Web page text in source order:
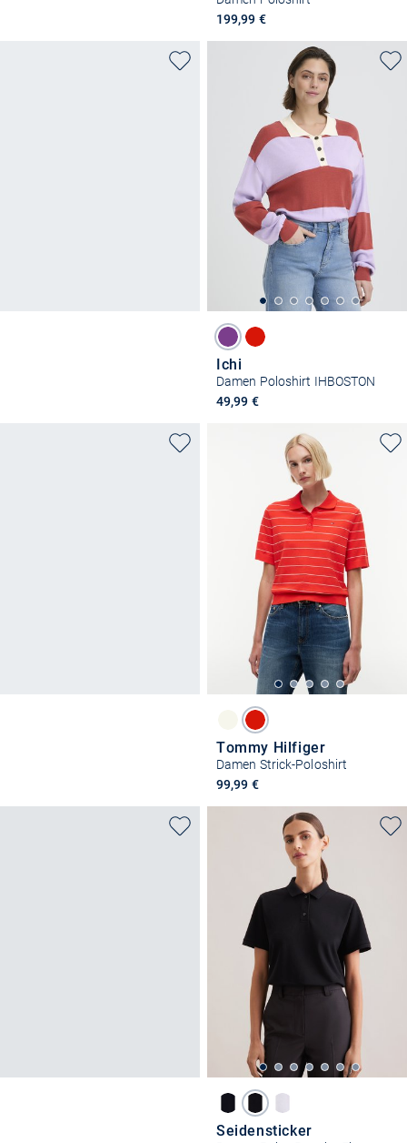
199,99 €
Ichi
Damen Poloshirt IHBOSTON
49,99 €
Tommy Hilfiger
Damen Strick-Poloshirt
99,99 €
Seidensticker